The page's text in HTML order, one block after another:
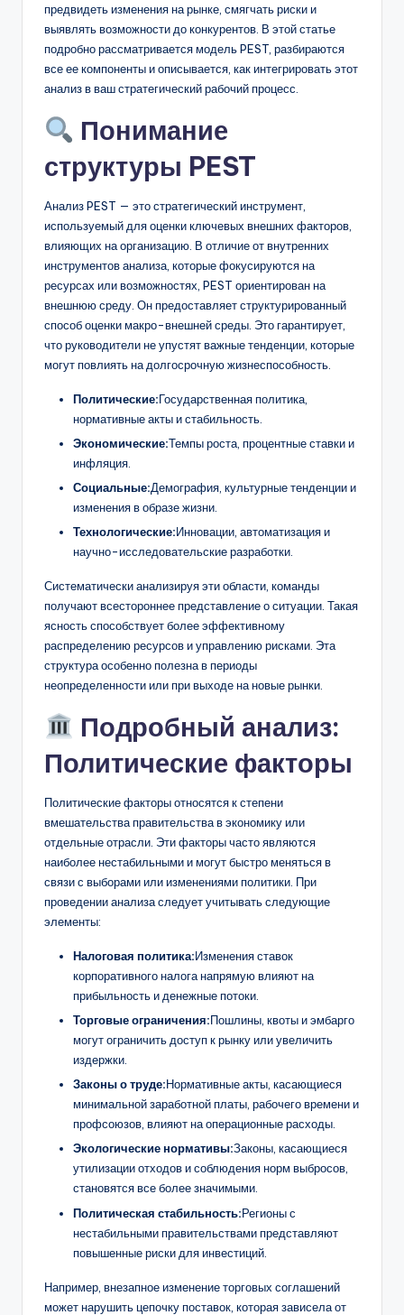
si
предвидеть изменения на рынке, смягчать риски и
выявлять возможности до конкурентов. В этой статье
подробно рассматривается модель PEST, разбираются
все ее компоненты и описывается, как интегрировать этот
анализ в ваш стратегический рабочий процесс.
Понимание
структуры PEST
Анализ PEST — это стратегический инструмент,
используемый для оценки ключевых внешних факторов,
влияющих на организацию. В отличие от внутренних
инструментов анализа, которые фокусируются на
ресурсах или возможностях, PEST ориентирован на
внешнюю среду. Он предоставляет структурированный
способ оценки макро-внешней среды. Это гарантирует,
что руководители не упустят важные тенденции, которые
могут повлиять на долгосрочную жизнеспособность.
Политические:Государственная политика,
нормативные акты и стабильность.
Экономические:Темпы роста, процентные ставки и
инфляция.
Социальные:Демография, культурные тенденции и
изменения в образе жизни.
Технологические:Инновации, автоматизация и
научно-исследовательские разработки.
Систематически анализируя эти области, команды
получают всестороннее представление о ситуации. Такая
ясность способствует более эффективному
распределению ресурсов и управлению рисками. Эта
структура особенно полезна в периоды
неопределенности или при выходе на новые рынки.
Подробный анализ:
Политические факторы
Политические факторы относятся к степени
вмешательства правительства в экономику или
отдельные отрасли. Эти факторы часто являются
наиболее нестабильными и могут быстро меняться в
связи с выборами или изменениями политики. При
проведении анализа следует учитывать следующие
элементы:
Налоговая политика:Изменения ставок
корпоративного налога напрямую влияют на
прибыльность и денежные потоки.
Торговые ограничения:Пошлины, квоты и эмбарго
могут ограничить доступ к рынку или увеличить
издержки.
Законы о труде:Нормативные акты, касающиеся
минимальной заработной платы, рабочего времени и
профсоюзов, влияют на операционные расходы.
Экологические нормативы:Законы, касающиеся
утилизации отходов и соблюдения норм выбросов,
становятся все более значимыми.
Политическая стабильность:Регионы с
нестабильными правительствами представляют
повышенные риски для инвестиций.
Например, внезапное изменение торговых соглашений
может нарушить цепочку поставок, которая зависела от